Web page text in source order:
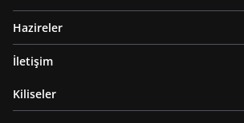
Hazireler
İletişim
Kiliseler